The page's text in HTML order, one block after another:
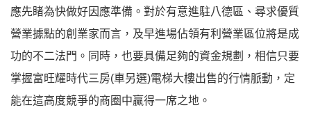
應先睹為快做好因應準備。對於有意進駐八德區、尋求優質
營業據點的創業家而言，及早進場佔領有利營業區位將是成
功的不二法門。同時，也要具備足夠的資金規劃，相信只要
掌握富旺耀時代三房(車另選)電梯大樓出售的行情脈動，定
能在這高度競爭的商圈中贏得一席之地。